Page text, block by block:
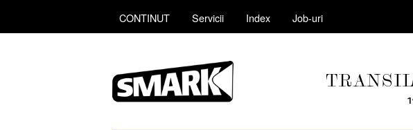
CONTINUT Servicii Index Job-uri